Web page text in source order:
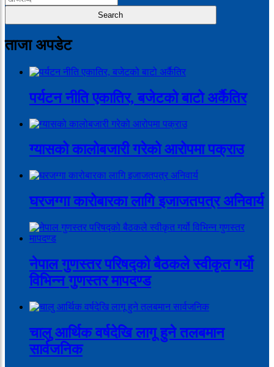
ताजा अपडेट
पर्यटन नीति एकातिर, बजेटको बाटो अर्कैतिर
ग्यासको कालोबजारी गरेको आरोपमा पक्राउ
घरजग्गा कारोबारका लागि इजाजतपत्र अनिवार्य
नेपाल गुणस्तर परिषद्को बैठकले स्वीकृत गर्यो
विभिन्न गुणस्तर मापदण्ड
चालु आर्थिक वर्षदेखि लागू हुने तलबमान
सार्वजनिक